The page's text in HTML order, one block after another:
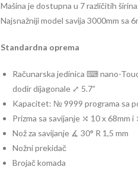
Mašina je dostupna u 7 različitih
Najsnažniji model savija 3000mm sa
Standardna oprema
Računarska jedinica ⌨ nano-
dodir dijagonale ⤢ 5.7”
Kapacitet: № 9999 programa sa
Prizma sa savijanje ⤭ 10 x 68mm i
Nož za savijanje ∡ 30° R 1,5 mm
Nožni prekidač
Brojač komada